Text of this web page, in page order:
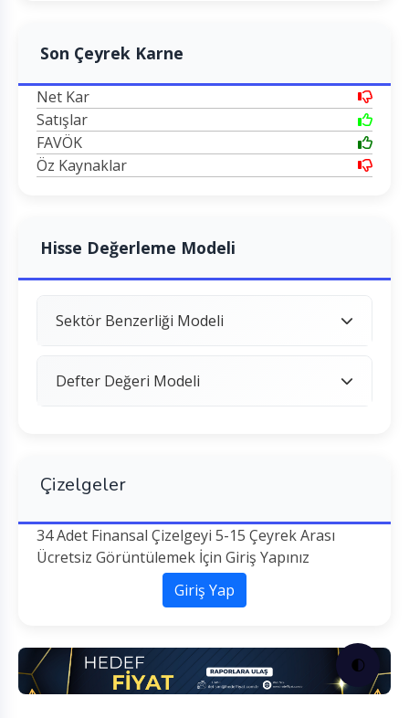
🌓
Son Çeyrek Karne
Net Kar
Satışlar
FAVÖK
Öz Kaynaklar
Hisse Değerleme Modeli
Sektör Benzerliği Modeli
Defter Değeri Modeli
Çizelgeler
34 Adet Finansal Çizelgeyi 5-15 Çeyrek Arası
Ücretsiz Görüntülemek İçin Giriş Yapınız
Giriş Yap